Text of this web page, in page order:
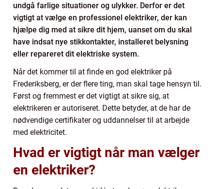
undgå farlige situationer og ulykker. Derfor er det
vigtigt at vælge en professionel elektriker, der kan
hjælpe dig med at sikre dit hjem, uanset om du skal
have indsat nye stikkontakter, installeret belysning
eller repareret dit elektriske system.
Når det kommer til at finde en god elektriker på
Frederiksberg, er der flere ting, man skal tage hensyn til.
Først og fremmest er det vigtigt at sikre sig, at
elektrikeren er autoriseret. Dette betyder, at de har de
nødvendige certifikater og uddannelser til at arbejde
med elektricitet.
Hvad er vigtigt når man vælger
en elektriker?